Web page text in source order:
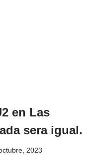
en Las
sera igual.
2023